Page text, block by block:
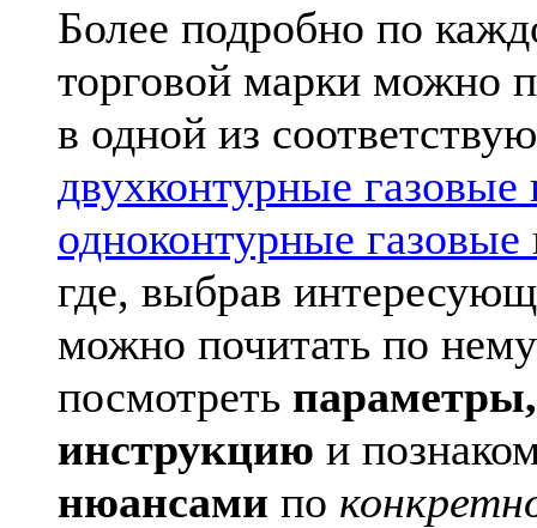
Более подробно по
торговой марки можно
в одной из
двухконтурные
одноконтурные
где, выбрав
можно почитать по нему
посмотреть параметры,
инструкцию и
нюансами по